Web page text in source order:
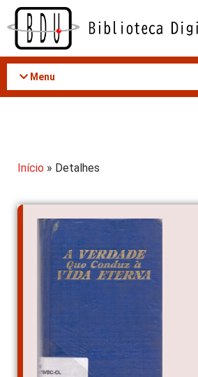
Acessar
conteúdo
Menu
Início » Detalhes